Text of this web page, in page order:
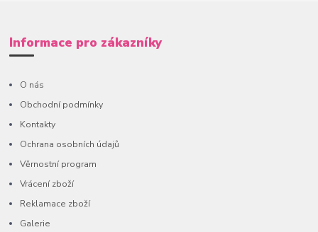
Informace pro zákazníky
O nás
Obchodní podmínky
Kontakty
Ochrana osobních údajů
Věrnostní program
Vrácení zboží
Reklamace zboží
Galerie